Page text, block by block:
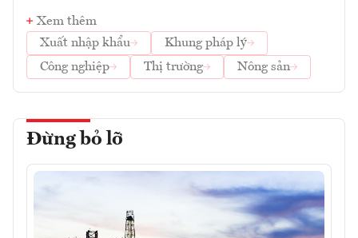
Xem thêm
Xuất nhập khẩu
Khung pháp lý
Công nghiệp
Thị trường Nông sản
Đừng bỏ lỡ